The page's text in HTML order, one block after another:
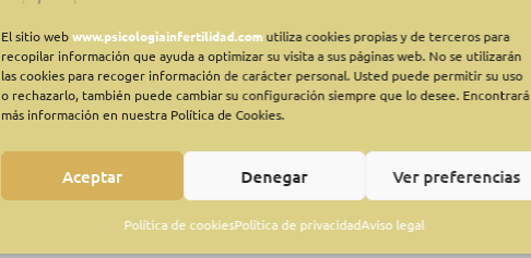
El sitio webwww.psicologiainfertilidad.com utiliza cookies propias y de terceros para
recopilar información que ayuda a optimizar su visita a sus páginas web. No se utilizarán
las cookies para recoger información de carácter personal. Usted puede permitir su uso
o rechazarlo, también puede cambiar su configuración siempre que lo desee. Encontrará
más información en nuestra Política de Cookies.
Aceptar Denegar Ver preferencias
Política de cookiesPolítica de privacidadAviso legal